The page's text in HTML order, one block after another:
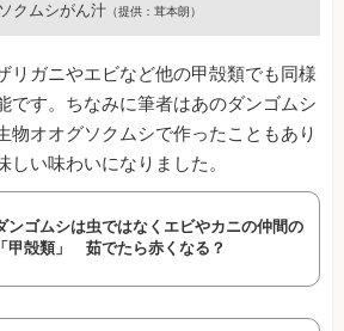
クムシがん汁 （提供：茸本朗）
リガニやエビなど他の甲殻類でも同様
です。ちなみに筆者はあのダンゴムシ
物オオグソクムシで作ったこともあり
しい味わいになりました。
ンゴムシは虫ではなくエビやカニの仲間の
「甲殻類」 茹でたら赤くなる？